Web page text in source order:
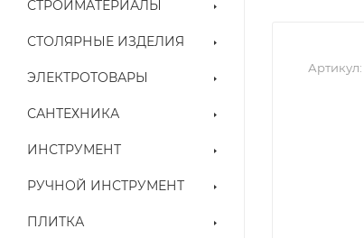
СТРОЙМАТЕРИАЛЫ
СТОЛЯРНЫЕ ИЗДЕЛИЯ
ЭЛЕКТРОТОВАРЫ
САНТЕХНИКА
ИНСТРУМЕНТ
РУЧНОЙ ИНСТРУМЕНТ
ПЛИТКА
Артикул: